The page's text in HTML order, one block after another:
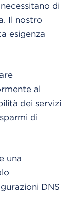
di
Il nostro
esigenza
al
dei servizi
di
una
DNS